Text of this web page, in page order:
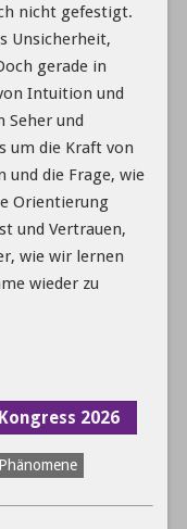
nicht gefestigt.
Unsicherheit,
gerade in
Intuition und
Seher und
um die Kraft von
und die Frage, wie
Orientierung
und Vertrauen,
wie wir lernen
wieder zu
2026